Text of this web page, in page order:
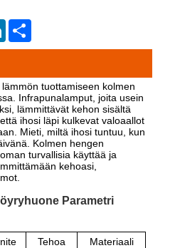
LinkedIn
tuottamiseen kolmen
Infrapunalamput, joita usein
lämmittävät kehon sisältä
ihosi läpi kulkevat valoaallot
Mieti, miltä ihosi tuntuu, kun
Kolmen hengen
turvallisia käyttää ja
kehoasi,
Parametri
Tehoa
Materiaali